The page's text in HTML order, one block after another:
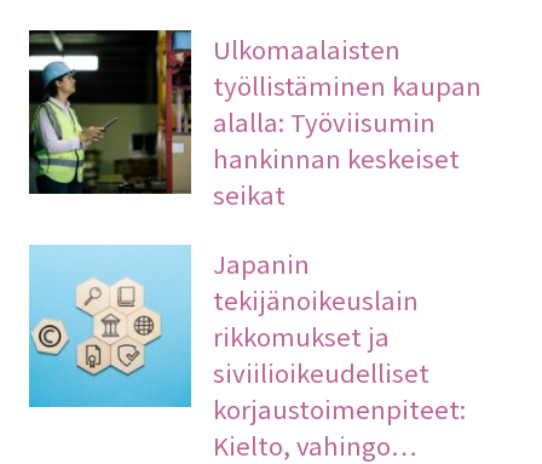
Ulkomaalaisten
työllistäminen kaupan
alalla: Työviisumin
hankinnan keskeiset
seikat
Japanin
tekijänoikeuslain
rikkomukset ja
siviilioikeudelliset
korjaustoimenpiteet:
Kielto, vahingo…